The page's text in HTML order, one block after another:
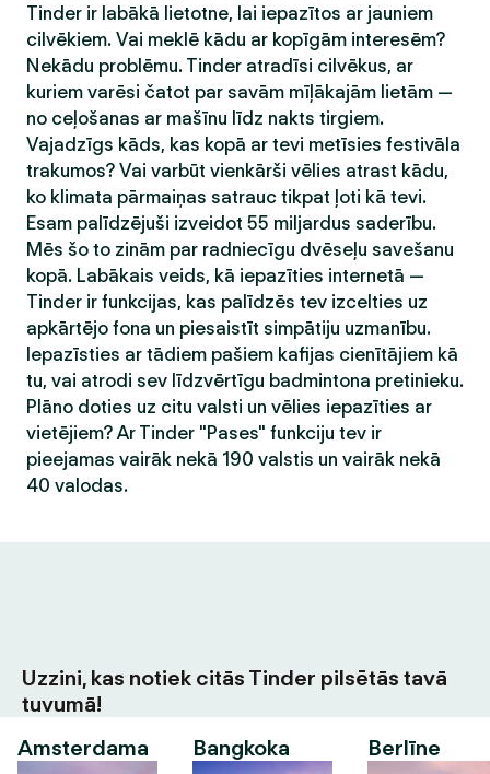
Tinder ir labākā lietotne, lai iepazītos ar jauniem
cilvēkiem. Vai meklē kādu ar kopīgām interesēm?
Nekādu problēmu. Tinder atradīsi cilvēkus, ar
kuriem varēsi čatot par savām mīļākajām lietām —
no ceļošanas ar mašīnu līdz nakts tirgiem.
Vajadzīgs kāds, kas kopā ar tevi metīsies festivāla
trakumos? Vai varbūt vienkārši vēlies atrast kādu,
ko klimata pārmaiņas satrauc tikpat ļoti kā tevi.
Esam palīdzējuši izveidot 55 miljardus saderību.
Mēs šo to zinām par radniecīgu dvēseļu savešanu
kopā. Labākais veids, kā iepazīties internetā —
Tinder ir funkcijas, kas palīdzēs tev izcelties uz
apkārtējo fona un piesaistīt simpātiju uzmanību.
Iepazīsties ar tādiem pašiem kafijas cienītājiem kā
tu, vai atrodi sev līdzvērtīgu badmintona pretinieku.
Plāno doties uz citu valsti un vēlies iepazīties ar
vietējiem? Ar Tinder "Pases" funkciju tev ir
pieejamas vairāk nekā 190 valstis un vairāk nekā
40 valodas.
Uzzini, kas notiek citās Tinder pilsētās tavā
tuvumā!
Amsterdama
Bangkoka Berlīne